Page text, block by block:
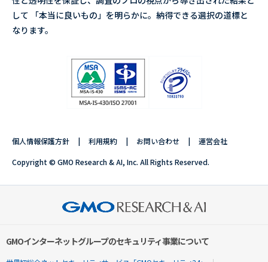
して 「本当に良いもの」を明らかに。納得できる選択の道標と
なります。
個人情報保護方針 利用規約 お問い合わせ 運営会社
Copyright © GMO Research & AI, Inc. All Rights Reserved.
GMOインターネットグループのセキュリティ事業について